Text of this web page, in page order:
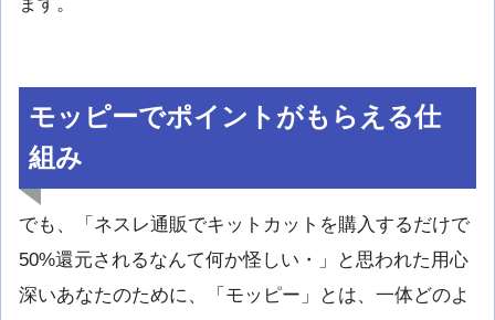
モッピーでポイントがもらえる仕
組み
でも、「ネスレ通販でキットカットを購入するだけで
50%還元されるなんて何か怪しい・」と思われた用心
深いあなたのために、「モッピー」とは、一体どのよ